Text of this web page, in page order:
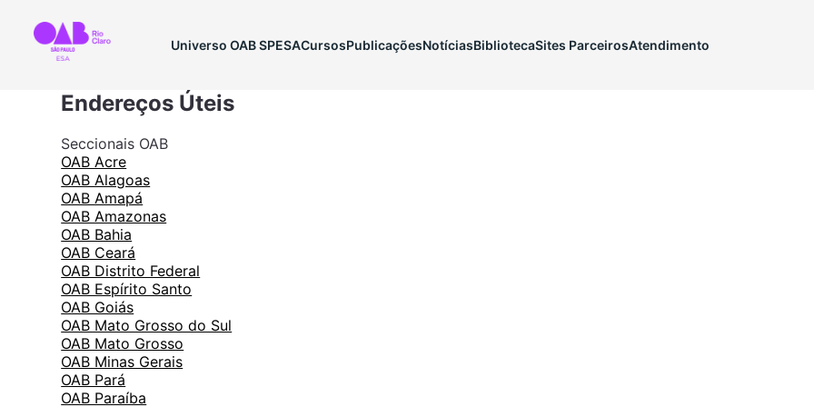
Universo OAB SPESACursosPublicaçõesNotíciasBibliotecaSites ParceirosAtendimento
Endereços Úteis
Seccionais OAB
OAB Acre
OAB Alagoas
OAB Amapá
OAB Amazonas
OAB Bahia
OAB Ceará
OAB Distrito Federal
OAB Espírito Santo
OAB Goiás
OAB Mato Grosso do Sul
OAB Mato Grosso
OAB Minas Gerais
OAB Pará
OAB Paraíba